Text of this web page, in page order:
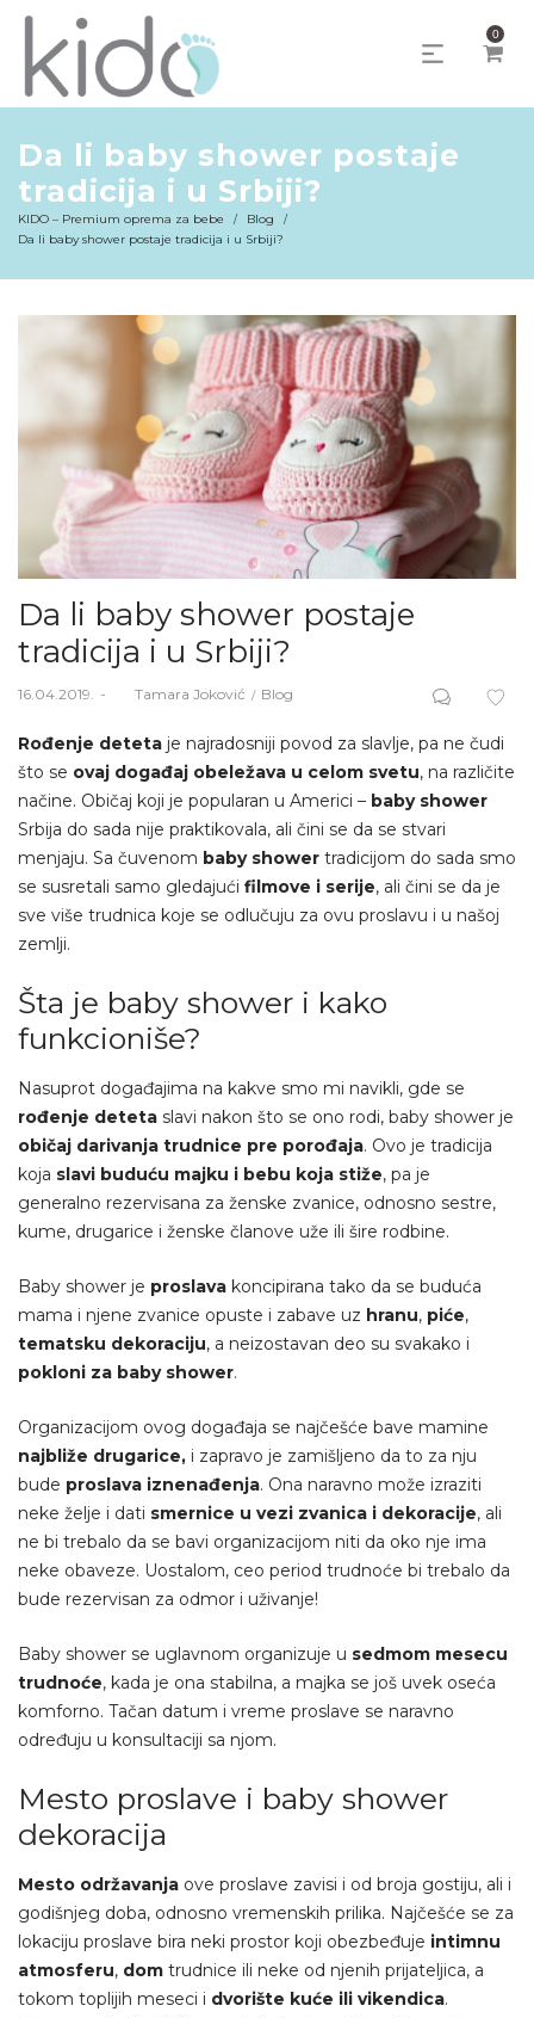
0
Da li baby shower postaje
tradicija i u Srbiji?
KIDO – Premium oprema za bebe / Blog /
Da li baby shower postaje tradicija i u Srbiji?
Da li baby shower postaje
tradicija i u Srbiji?
Posted
16.04.2019. OdTamara Joković
Posted
Blog
Rođenje deteta je najradosniji povod za slavlje, pa ne čudi
što se ovaj događaj obeležava u celom svetu, na različite
načine. Običaj koji je popularan u Americi – baby shower
Srbija do sada nije praktikovala, ali čini se da se stvari
menjaju. Sa čuvenom baby shower tradicijom do sada smo
se susretali samo gledajući filmove i serije, ali čini se da je
sve više trudnica koje se odlučuju za ovu proslavu i u našoj
zemlji.
Šta je baby shower i kako
funkcioniše?
Nasuprot događajima na kakve smo mi navikli, gde se
rođenje deteta slavi nakon što se ono rodi, baby shower je
običaj darivanja trudnice pre porođaja. Ovo je tradicija
koja slavi buduću majku i bebu koja stiže, pa je
generalno rezervisana za ženske zvanice, odnosno sestre,
kume, drugarice i ženske članove uže ili šire rodbine.
Baby shower je proslava koncipirana tako da se buduća
mama i njene zvanice opuste i zabave uz hranu, piće,
tematsku dekoraciju, a neizostavan deo su svakako i
pokloni za baby shower.
Organizacijom ovog događaja se najčešće bave mamine
najbliže drugarice, i zapravo je zamišljeno da to za nju
bude proslava iznenađenja. Ona naravno može izraziti
neke želje i dati smernice u vezi zvanica i dekoracije, ali
ne bi trebalo da se bavi organizacijom niti da oko nje ima
neke obaveze. Uostalom, ceo period trudnoće bi trebalo da
bude rezervisan za odmor i uživanje!
Baby shower se uglavnom organizuje u sedmom mesecu
trudnoće, kada je ona stabilna, a majka se još uvek oseća
komforno. Tačan datum i vreme proslave se naravno
određuju u konsultaciji sa njom.
Mesto proslave i baby shower
dekoracija
Mesto održavanja ove proslave zavisi i od broja gostiju, ali i
godišnjeg doba, odnosno vremenskih prilika. Najčešće se za
lokaciju proslave bira neki prostor koji obezbeđuje intimnu
atmosferu, dom trudnice ili neke od njenih prijateljica, a
tokom toplijih meseci i dvorište kuće ili vikendica.